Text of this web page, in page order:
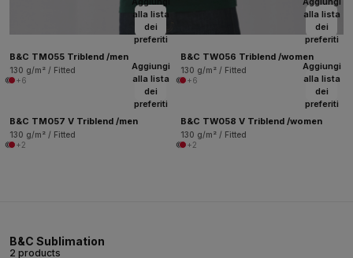
alla lista
dei
preferiti
B&C TM055 Triblend /men
130 g/m² / Fitted
+6
alla lista
dei
preferiti
B&C TW056 Triblend /women
130 g/m² / Fitted
+6
Aggiungi
alla lista
dei
preferiti
B&C TM057 V Triblend /men
130 g/m² / Fitted
+2
Aggiungi
alla lista
dei
preferiti
B&C TW058 V Triblend /women
130 g/m² / Fitted
+2
B&C Sublimation
2 products